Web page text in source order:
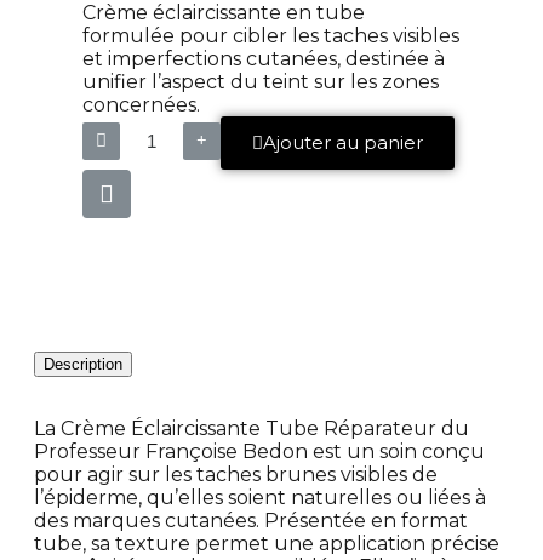
Crème éclaircissante en tube
formulée pour cibler les taches visibles
et imperfections cutanées, destinée à
unifier l’aspect du teint sur les zones
concernées.
Ajouter au panier
Description
La Crème Éclaircissante Tube Réparateur du
Professeur Françoise Bedon est un soin conçu
pour agir sur les taches brunes visibles de
l’épiderme, qu’elles soient naturelles ou liées à
des marques cutanées. Présentée en format
tube, sa texture permet une application précise